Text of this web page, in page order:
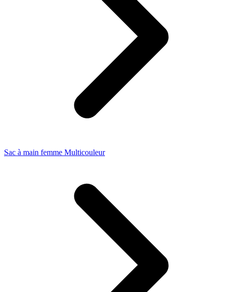
Sac à main femme Multicouleur